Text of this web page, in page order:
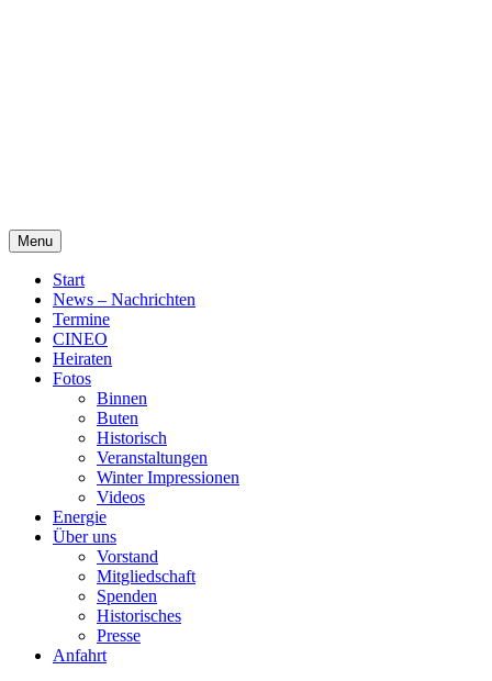
Menu
Start
News – Nachrichten
Termine
CINEO
Heiraten
Fotos
Binnen
Buten
Historisch
Veranstaltungen
Winter Impressionen
Videos
Energie
Über uns
Vorstand
Mitgliedschaft
Spenden
Historisches
Presse
Anfahrt